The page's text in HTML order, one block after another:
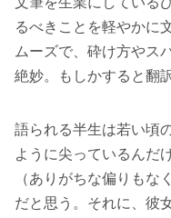
るべきことを軽やか
ムーズで、砕け方やス
絶妙。もしかすると翻
語られる半生は若い頃
ように尖っているんだ
（ありがちな偏りもな
だと思う。それに、彼